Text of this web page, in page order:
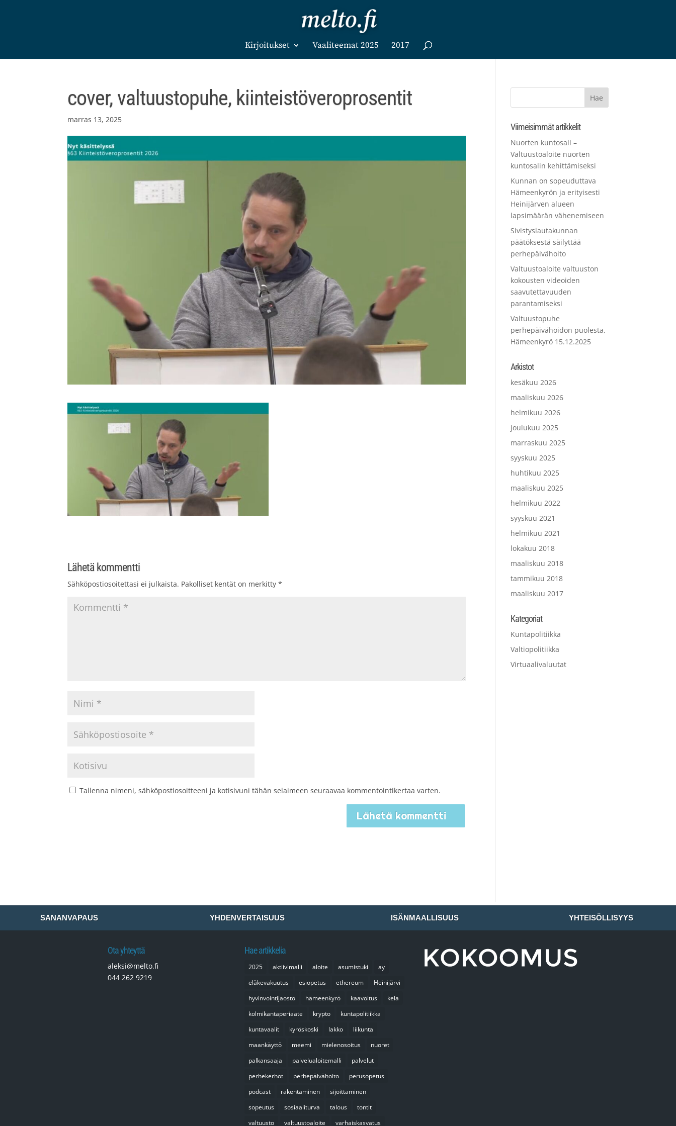
Kirjoitukset Vaaliteemat 2025 2017
cover, valtuustopuhe, kiinteistöveroprosentit
marras 13, 2025
Lähetä kommentti
Sähköpostiosoitettasi ei julkaista. Pakolliset kentät on merkitty*
Tallenna nimeni, sähköpostiosoitteeni ja kotisivuni tähän selaimeen seuraavaa kommentointikertaa varten.
Viimeisimmät artikkelit
Nuorten kuntosali –
Valtuustoaloite nuorten
kuntosalin kehittämiseksi
Kunnan on sopeuduttava
Hämeenkyrön ja erityisesti
Heinijärven alueen
lapsimäärän vähenemiseen
Sivistyslautakunnan
päätöksestä säilyttää
perhepäivähoito
Valtuustoaloite valtuuston
kokousten videoiden
saavutettavuuden
parantamiseksi
Valtuustopuhe
perhepäivähoidon puolesta,
Hämeenkyrö 15.12.2025
Arkistot
kesäkuu 2026
maaliskuu 2026
helmikuu 2026
joulukuu 2025
marraskuu 2025
syyskuu 2025
huhtikuu 2025
maaliskuu 2025
helmikuu 2022
syyskuu 2021
helmikuu 2021
lokakuu 2018
maaliskuu 2018
tammikuu 2018
maaliskuu 2017
Kategoriat
Kuntapolitiikka
Valtiopolitiikka
Virtuaalivaluutat
SANANVAPAUS YHDENVERTAISUUS ISÄNMAALLISUUS YHTEISÖLLISYYS
Ota yhteyttä
aleksi@melto.fi
044 262 9219
Hae artikkelia
2025 aktiivimalli aloite asumistuki
ay
eläkevakuutus
esiopetus ethereum
Heinijärvi
hyvinvointijaosto
hämeenkyrö kaavoitus
kela
kolmikantaperiaate
krypto
kuntapolitiikka
kuntavaalit
kyröskoski lakko
liikunta
maankäyttö
meemi mielenosoitus
nuoret
palkansaaja
palvelualoitemalli
palvelut
perhekerhot
perhepäivähoito
perusopetus
podcast
rakentaminen
sijoittaminen
sopeutus
sosiaaliturva talous
tontit
valtuusto
valtuustoaloite varhaiskasvatus